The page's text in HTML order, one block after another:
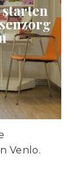
Venlo.